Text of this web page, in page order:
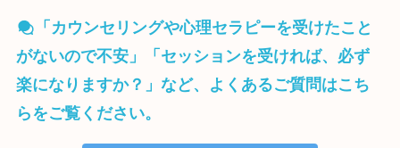
「カウンセリングや心理セラピーを受けたこと
がないので不安」「セッションを受ければ、必ず
楽になりますか？」など、よくあるご質問はこち
らをご覧ください。